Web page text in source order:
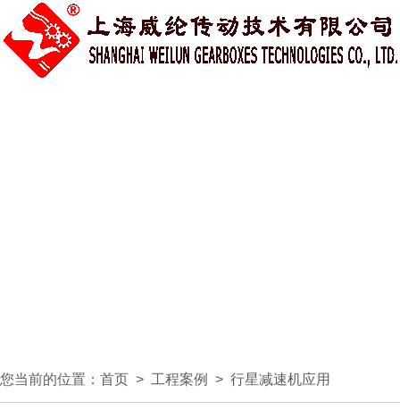
您当前的位置： 首页 > 工程案例 > 行星减速机应用